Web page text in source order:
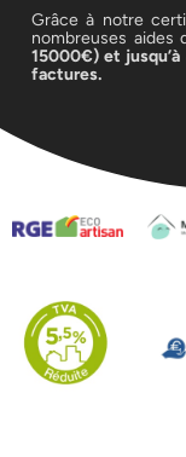
Grâce à notre
nombreuses aides
15000€) et
factures.